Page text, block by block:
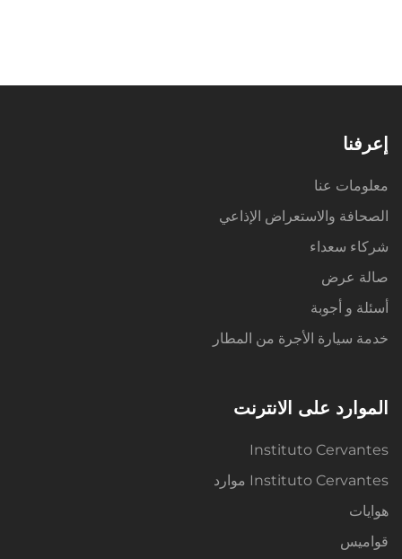
إعرفنا
معلومات عنا
الصحافة والاستعراض الإذاعي
شركاء سعداء
صالة عرض
أسئلة و أجوبة
خدمة سيارة الأجرة من المطار
الموارد على الانترنت
Instituto Cervantes
Instituto Cervantes موارد
هوايات
قواميس